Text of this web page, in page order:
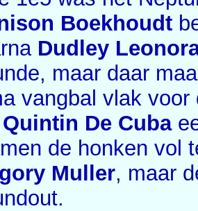
Boekhoudt
Dudley
maar daar
vangbal vlak
Quintin De Cuba
de honken vol
Muller, maar